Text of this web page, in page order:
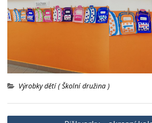
Výrobky dětí ( Školní družina )
Navigace